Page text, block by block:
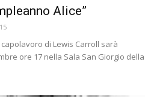
Alice”
di Lewis Carroll sarà
ore 17 nella Sala San Giorgio della